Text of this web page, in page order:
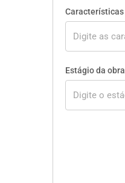
Características
Estágio da obra